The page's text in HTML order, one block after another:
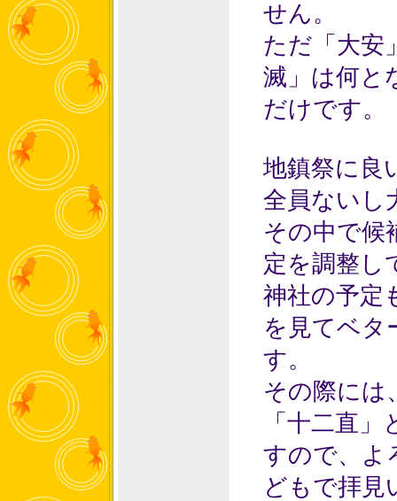
せん。
ただ「大安
滅」は何と
だけです。
地鎮祭に良
全員ないし
その中で候
定を調整し
神社の予定
を見てベタ
す。
その際には
「十二直
すので、よ
どもで拝見